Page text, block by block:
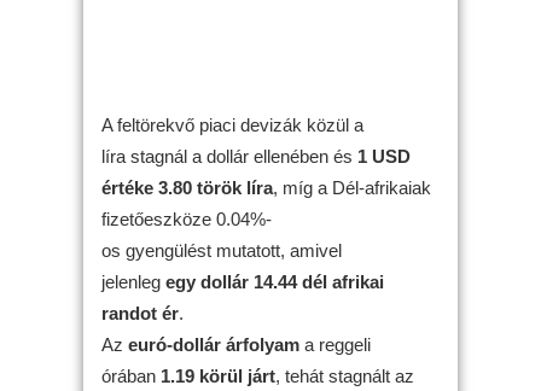
A feltörekvő piaci devizák közül a
líra stagnál a dollár ellenében és 1 USD
értéke 3.80 török líra, míg a Dél-afrikaiak
fizetőeszköze 0.04%-
os gyengülést mutatott, amivel
jelenleg egy dollár 14.44 dél afrikai
randot ér.
Az euró-dollár árfolyam a reggeli
órában 1.19 körül járt, tehát stagnált az